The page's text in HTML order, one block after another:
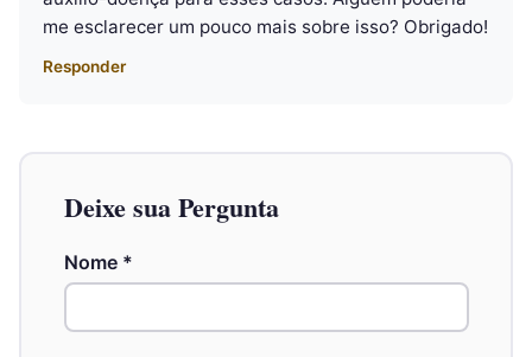
me esclarecer um pouco mais sobre isso? Obrigado!
Responder
Deixe sua Pergunta
Nome *